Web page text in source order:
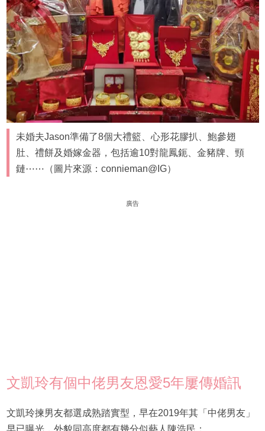
未婚夫Jason準備了8個大禮籃、心形花膠扒、鮑參翅
肚、禮餅及婚嫁金器，包括逾10對龍鳳鈪、金豬牌、頸
鏈⋯⋯（圖片來源：connieman@IG）
廣告
文凱玲有個中佬男友恩愛5年屢傳婚訊
文凱玲揀男友都選成熟踏實型，早在2019年其「中佬男友」
早已曝光，外貌同高度都有幾分似藝人陳浩民：